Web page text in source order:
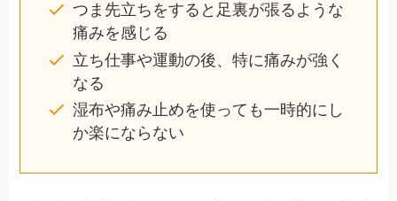
つま先立ちをすると足裏が張るような
痛みを感じる
立ち仕事や運動の後、特に痛みが強く
なる
湿布や痛み止めを使っても一時的にし
か楽にならない